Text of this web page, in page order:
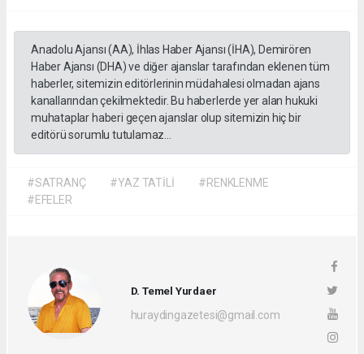
Anadolu Ajansı (AA), İhlas Haber Ajansı (İHA), Demirören
Haber Ajansı (DHA) ve diğer ajanslar tarafından eklenen tüm
haberler, sitemizin editörlerinin müdahalesi olmadan ajans
kanallarından çekilmektedir. Bu haberlerde yer alan hukuki
muhataplar haberi geçen ajanslar olup sitemizin hiç bir
editörü sorumlu tutulamaz...
#SATRANÇ #YAZ TATİLİ
#RENKLENME
#EFELER
D. Temel Yurdaer
huraydingazetesi@gmail.com